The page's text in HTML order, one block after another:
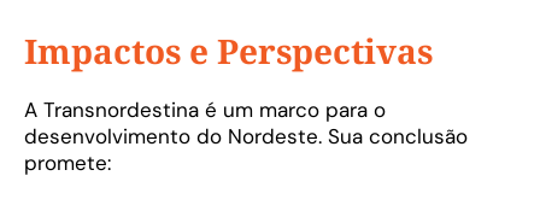
Impactos e Perspectivas
A Transnordestina é um marco para o
desenvolvimento do Nordeste. Sua conclusão
promete: